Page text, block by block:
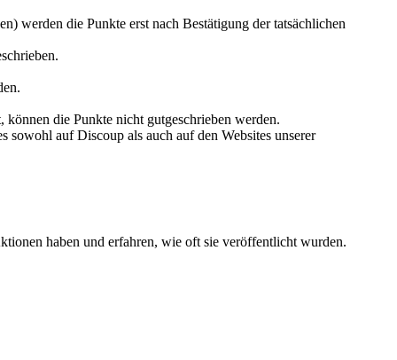
werden die Punkte erst nach Bestätigung der tatsächlichen
die Punkte nicht gutgeschrieben werden.
sowohl auf Discoup als auch auf den Websites unserer
haben und erfahren, wie oft sie veröffentlicht wurden.